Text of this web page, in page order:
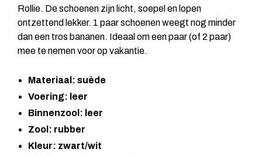
Rollie. De schoenen zijn licht, soepel en lopen
ontzettend lekker. 1 paar schoenen weegt nog minder
dan een tros bananen. Ideaal om een paar (of 2 paar)
mee te nemen voor op vakantie.
Materiaal: suède
Voering: leer
Binnenzool: leer
Zool: rubber
Kleur: zwart/wit